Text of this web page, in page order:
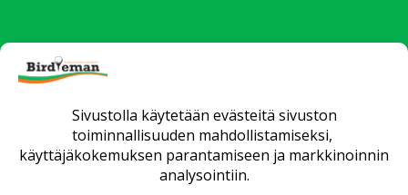
Uutiset Verkkokauppa
Yrityksille
Fittaus ja opetus
Huollot
Matkat
Yhteystiedot
Toimitusehdot
Tietosuojaseloste